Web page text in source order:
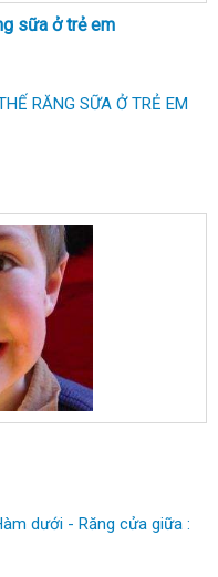
sữa ở trẻ em
RĂNG SỮA Ở TRẺ EM
dưới - Răng cửa giữa :